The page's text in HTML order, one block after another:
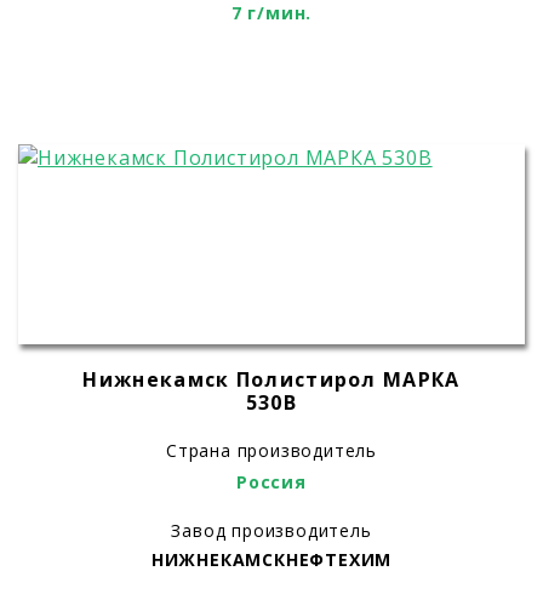
7 г/мин.
Нижнекамск Полистирол МАРКА
530B
Страна производитель
Россия
Завод производитель
НИЖНЕКАМСКНЕФТЕХИМ